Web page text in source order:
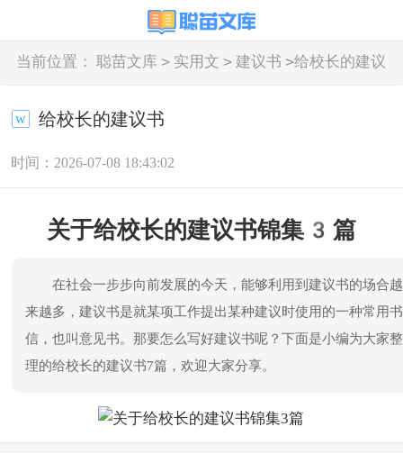
当前位置： 聪苗文库 > 实用文 > 建议书 >给校长的建议
给校长的建议书
时间：2026-07-08 18:43:02
关于给校长的建议书锦集3篇
在社会一步步向前发展的今天，能够利用到建议书的场合越
来越多，建议书是就某项工作提出某种建议时使用的一种常用书
信，也叫意见书。那要怎么写好建议书呢？下面是小编为大家整
理的给校长的建议书7篇，欢迎大家分享。